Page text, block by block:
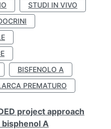
STUDI IN VIVO
BISFENOLO A
PREMATURO
project approach
A